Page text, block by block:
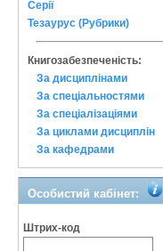
Серії
Тезаурус (Рубрики)
Книгозабезпеченість:
За дисциплінами
За спеціальностями
За спеціалізаціями
За циклами дисциплін
За кафедрами
Особистий кабінет:
Штрих-код